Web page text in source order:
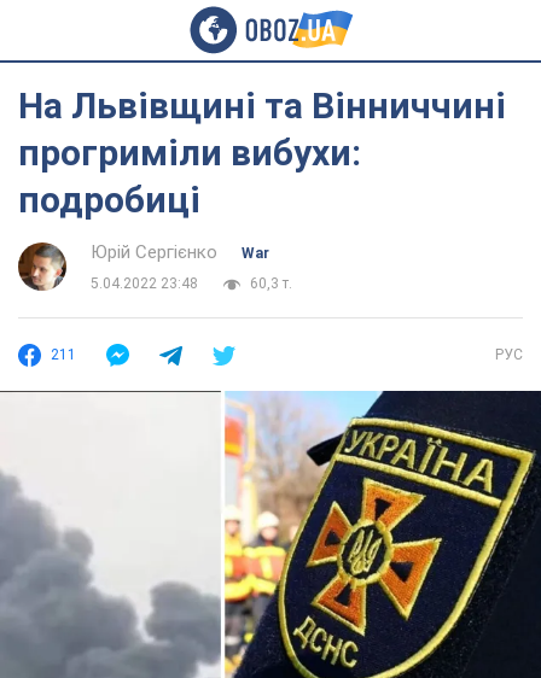
На Львівщині та Вінниччині
прогриміли вибухи:
подробиці
Юрій Сергієнко
War
5.04.2022 23:48
60,3 т.
211 РУС